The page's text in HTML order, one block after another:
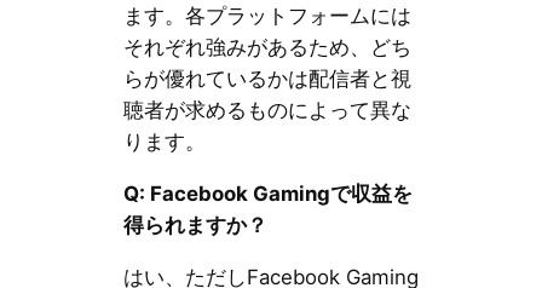
ます。各プラットフォームには
それぞれ強みがあるため、どち
らが優れているかは配信者と視
聴者が求めるものによって異な
ります。
Q: Facebook Gamingで収益を
得られますか？
はい、ただしFacebook Gaming